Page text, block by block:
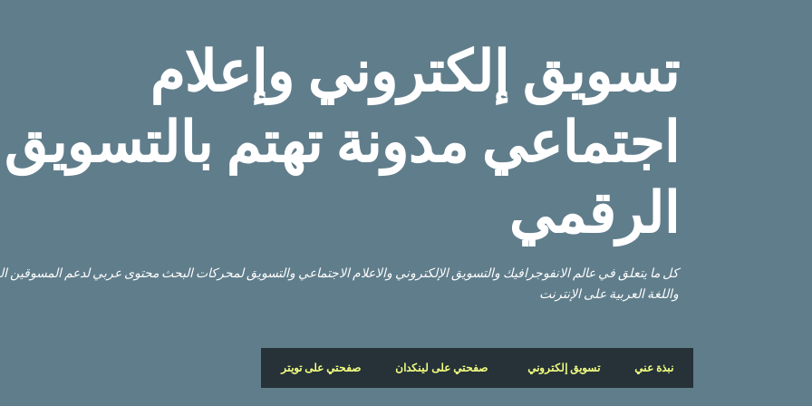
تسويق إلكتروني وإعلام
اجتماعي مدونة تهتم بالتسويق
الرقمي
كل ما يتعلق في عالم الانفوجرافيك والتسويق الإلكتروني والاعلام الاجتماعي والتسويق لمحركات البحث محتوى عربي لدعم المسوقين
واللغة العربية على الإنترنت
نبذة عني تسويق إلكتروني صفحتي على لينكدان صفحتي على تويتر